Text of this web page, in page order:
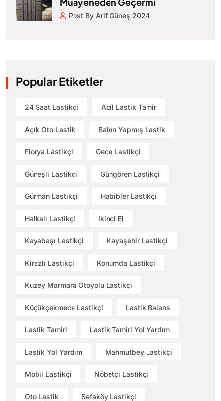
Post By Arif Güneş 2024
Popular Etiketler
24 Saat Lastikçi Acil Lastik Tamir
Açık Oto Lastik Balon Yapmış Lastik
Florya Lastikçi Gece Lastikçi
Güneşli Lastikçi Güngören Lastikçi
Gürman Lastikçi Habibler Lastikçi
Halkalı Lastikçi Ikinci El
Kayabaşı Lastikçi Kayaşehir Lastikçi
Kirazlı Lastikçi Konumda Lastikçi
Kuzey Marmara Otoyolu Lastikçi
Küçükçekmece Lastikçi Lastik Balans
Lastik Tamiri Lastik Tamiri Yol Yardım
Lastik Yol Yardım Mahmutbey Lastikçi
Mobil Lastikçi Nöbetçi Lastikçi
Oto Lastik Sefaköy Lastikçi